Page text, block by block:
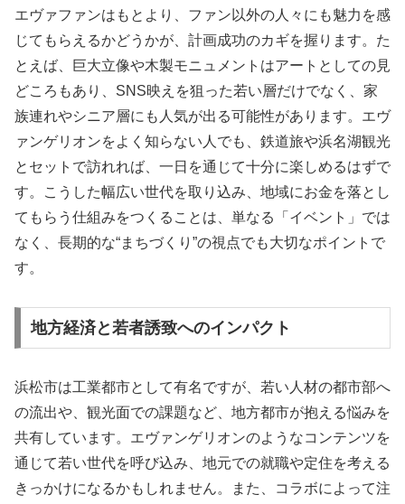
エヴァファンはもとより、ファン以外の人々にも魅力を感
じてもらえるかどうかが、計画成功のカギを握ります。た
とえば、巨大立像や木製モニュメントはアートとしての見
どころもあり、SNS映えを狙った若い層だけでなく、家
族連れやシニア層にも人気が出る可能性があります。エヴ
ァンゲリオンをよく知らない人でも、鉄道旅や浜名湖観光
とセットで訪れれば、一日を通じて十分に楽しめるはずで
す。こうした幅広い世代を取り込み、地域にお金を落とし
てもらう仕組みをつくることは、単なる「イベント」では
なく、長期的な“まちづくり”の視点でも大切なポイントで
す。
地方経済と若者誘致へのインパクト
浜松市は工業都市として有名ですが、若い人材の都市部へ
の流出や、観光面での課題など、地方都市が抱える悩みを
共有しています。エヴァンゲリオンのようなコンテンツを
通じて若い世代を呼び込み、地元での就職や定住を考える
きっかけになるかもしれません。また、コラボによって注